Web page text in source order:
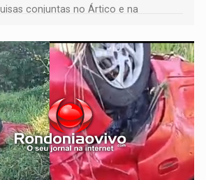
conjuntas no Ártico e na